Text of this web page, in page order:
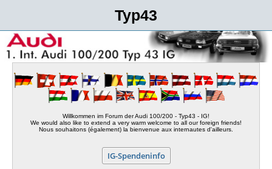
Typ43
Willkommen im Forum der Audi 100/200 - Typ43 - IG!
We would also like to extend a very warm welcome to all our foreign friends!
Nous souhaitons (également) la bienvenue aux internautes d'ailleurs.
IG-Spendeninfo